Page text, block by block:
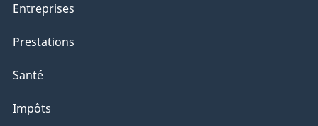
Entreprises
Prestations
Santé
Impôts